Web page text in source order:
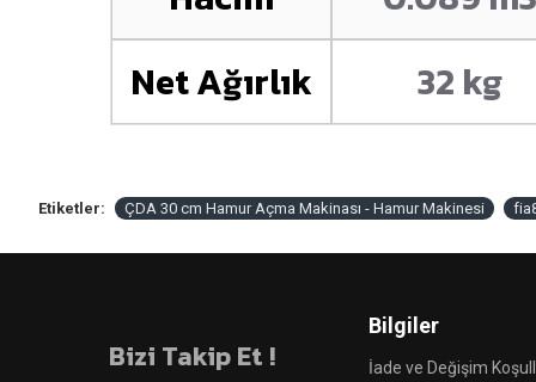
Net Ağırlık
32 kg
Etiketler: ÇDA 30 cm Hamur Açma Makinası - Hamur Makinesi
Bizi Takip Et !
Bilgiler
İade ve Değişim